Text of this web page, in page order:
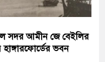
সদর আমীন জে বেইলির
ভবন